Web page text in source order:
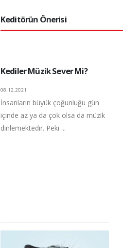
Keditörün Önerisi
Kediler Müzik Sever Mi?
08.12.2021
İnsanların büyük çoğunluğu gün
içinde az ya da çok olsa da müzik
dinlemektedir. Peki ...